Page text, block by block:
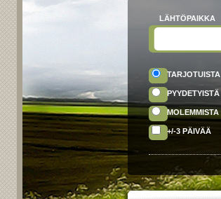
LÄHTÖPAIKKA
TARJOTUISTA
PYYDETYISTÄ
MOLEMMISTA
+/-3 PÄIVÄÄ